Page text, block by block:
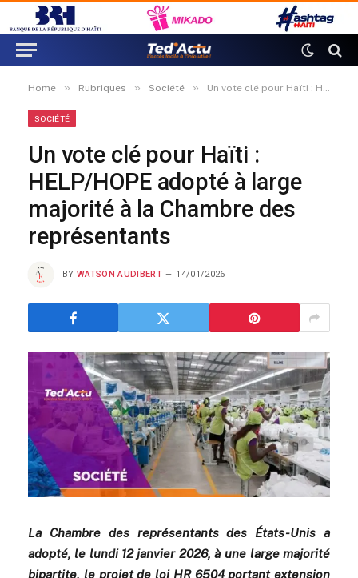
Home » Rubriques » Société » Un vote clé pour Haïti : HELP/HOPE adopté à large majorité à la Chambre des représentants
SOCIÉTÉ
Un vote clé pour Haïti :
HELP/HOPE adopté à large
majorité à la Chambre des
représentants
BY WATSON AUDIBERT 14/01/2026
La Chambre des représentants des États-Unis a
adopté, le lundi 12 janvier 2026, à une large majorité
bipartite, le projet de loi HR 6504 portant extension